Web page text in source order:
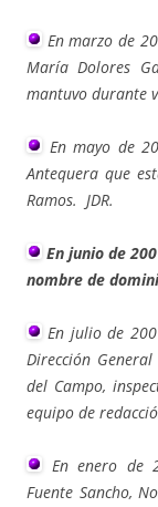
En marzo de
María Dolores
mantuvo durante
En mayo de
Antequera que
Ramos. JDR.
En junio de
nombre de
En julio de
Dirección
del Campo,
equipo de
En enero de
Fuente Sancho,